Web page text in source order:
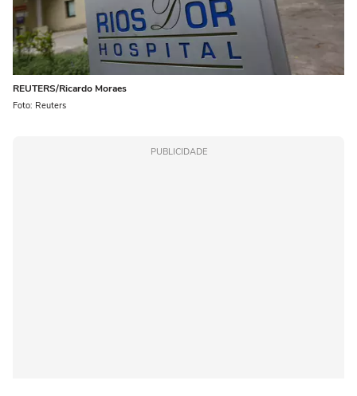
REUTERS/Ricardo Moraes
Foto: Reuters
PUBLICIDADE